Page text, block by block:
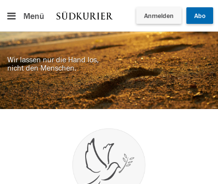
Menü Anmelden Abo
Wir lassen nur die Hand los,
nicht den Menschen.